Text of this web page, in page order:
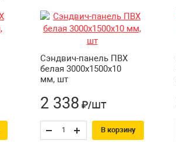
Сэндвич-панель ПВХ
белая 3000х1500х10
мм, шт
2 338 ₽/шт
В корзину